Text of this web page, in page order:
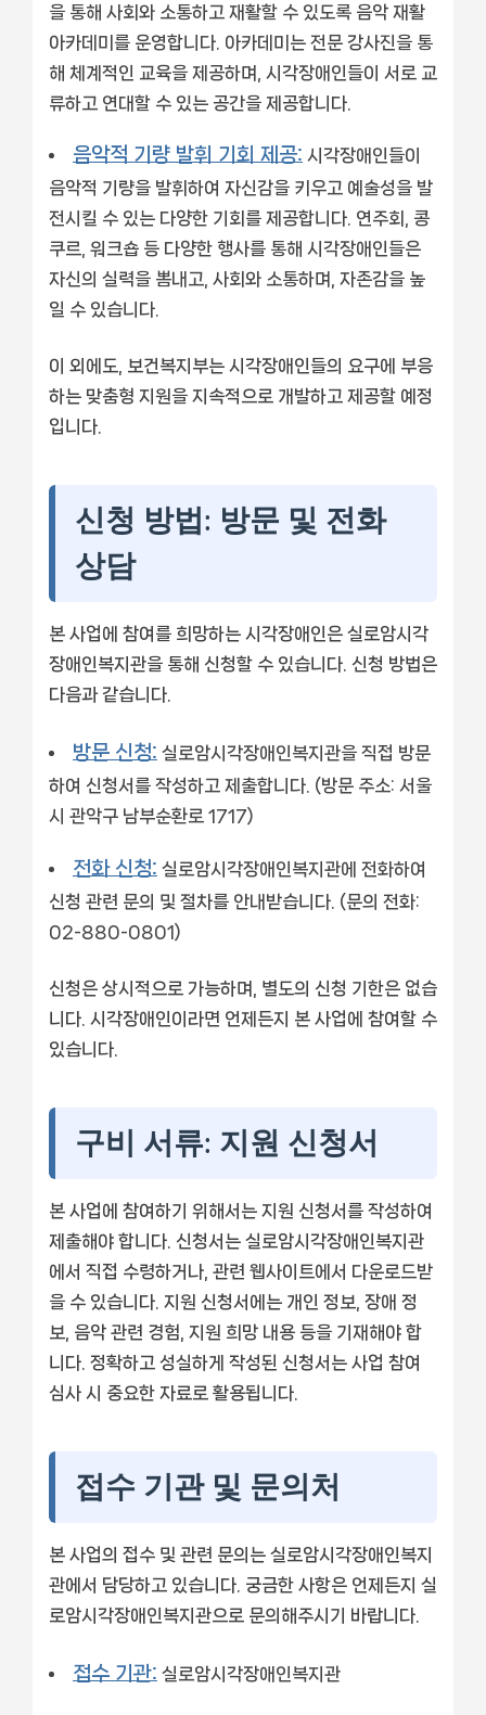
을 통해 사회와 소통하고 재활할 수 있도록 음악 재활
아카데미를 운영합니다. 아카데미는 전문 강사진을 통
해 체계적인 교육을 제공하며, 시각장애인들이 서로 교
류하고 연대할 수 있는 공간을 제공합니다.
음악적 기량 발휘 기회 제공: 시각장애인들이
음악적 기량을 발휘하여 자신감을 키우고 예술성을 발
전시킬 수 있는 다양한 기회를 제공합니다. 연주회, 콩
쿠르, 워크숍 등 다양한 행사를 통해 시각장애인들은
자신의 실력을 뽐내고, 사회와 소통하며, 자존감을 높
일 수 있습니다.
이 외에도, 보건복지부는 시각장애인들의 요구에 부응
하는 맞춤형 지원을 지속적으로 개발하고 제공할 예정
입니다.
신청 방법: 방문 및 전화
상담
본 사업에 참여를 희망하는 시각장애인은 실로암시각
장애인복지관을 통해 신청할 수 있습니다. 신청 방법은
다음과 같습니다.
방문 신청: 실로암시각장애인복지관을 직접 방문
하여 신청서를 작성하고 제출합니다. (방문 주소: 서울
시 관악구 남부순환로 1717)
전화 신청: 실로암시각장애인복지관에 전화하여
신청 관련 문의 및 절차를 안내받습니다. (문의 전화:
02-880-0801)
신청은 상시적으로 가능하며, 별도의 신청 기한은 없습
니다. 시각장애인이라면 언제든지 본 사업에 참여할 수
있습니다.
구비 서류: 지원 신청서
본 사업에 참여하기 위해서는 지원 신청서를 작성하여
제출해야 합니다. 신청서는 실로암시각장애인복지관
에서 직접 수령하거나, 관련 웹사이트에서 다운로드받
을 수 있습니다. 지원 신청서에는 개인 정보, 장애 정
보, 음악 관련 경험, 지원 희망 내용 등을 기재해야 합
니다. 정확하고 성실하게 작성된 신청서는 사업 참여
심사 시 중요한 자료로 활용됩니다.
접수 기관 및 문의처
본 사업의 접수 및 관련 문의는 실로암시각장애인복지
관에서 담당하고 있습니다. 궁금한 사항은 언제든지 실
로암시각장애인복지관으로 문의해주시기 바랍니다.
접수 기관: 실로암시각장애인복지관